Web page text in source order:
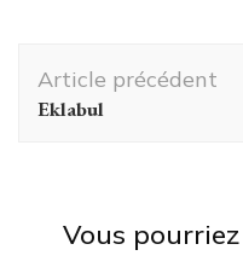
d'article
Article précédent
Eklabul
Vous